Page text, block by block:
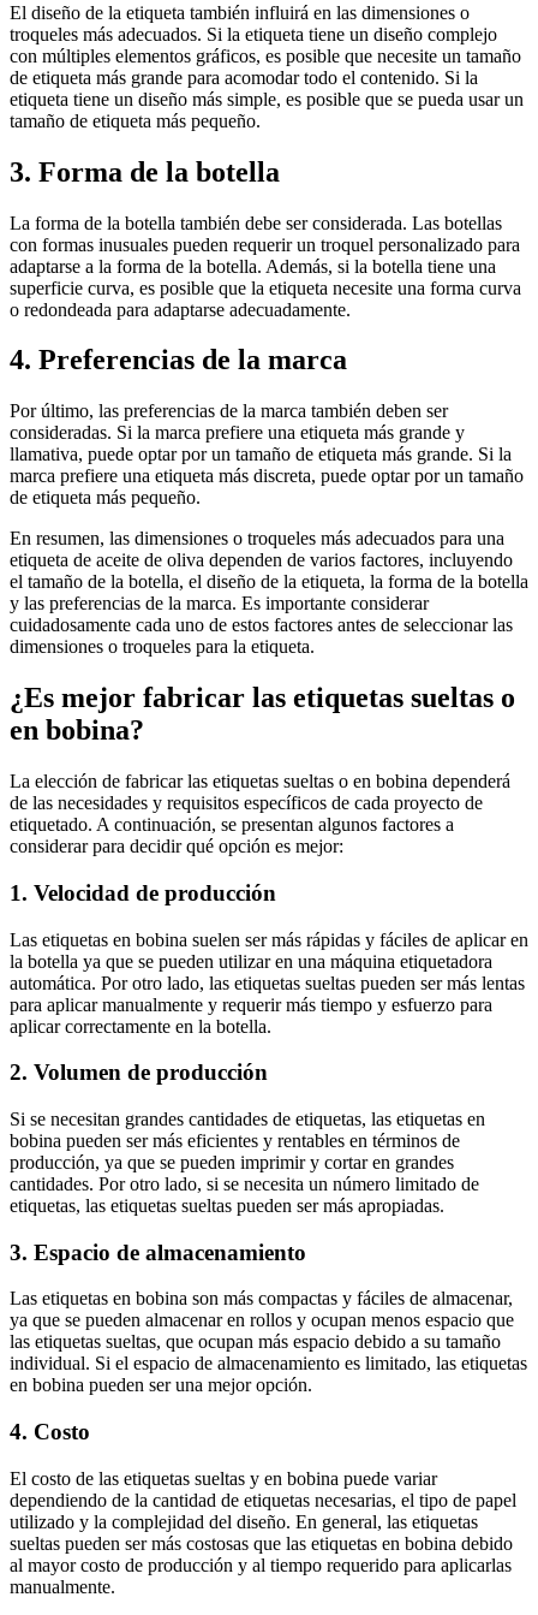
El diseño de la etiqueta también influirá en las dimensiones o
troqueles más adecuados. Si la etiqueta tiene un diseño complejo
con múltiples elementos gráficos, es posible que necesite un tamaño
de etiqueta más grande para acomodar todo el contenido. Si la
etiqueta tiene un diseño más simple, es posible que se pueda usar un
tamaño de etiqueta más pequeño.
3. Forma de la botella
La forma de la botella también debe ser considerada. Las botellas
con formas inusuales pueden requerir un troquel personalizado para
adaptarse a la forma de la botella. Además, si la botella tiene una
superficie curva, es posible que la etiqueta necesite una forma curva
o redondeada para adaptarse adecuadamente.
4. Preferencias de la marca
Por último, las preferencias de la marca también deben ser
consideradas. Si la marca prefiere una etiqueta más grande y
llamativa, puede optar por un tamaño de etiqueta más grande. Si la
marca prefiere una etiqueta más discreta, puede optar por un tamaño
de etiqueta más pequeño.
En resumen, las dimensiones o troqueles más adecuados para una
etiqueta de aceite de oliva dependen de varios factores, incluyendo
el tamaño de la botella, el diseño de la etiqueta, la forma de la botella
y las preferencias de la marca. Es importante considerar
cuidadosamente cada uno de estos factores antes de seleccionar las
dimensiones o troqueles para la etiqueta.
¿Es mejor fabricar las etiquetas sueltas o
en bobina?
La elección de fabricar las etiquetas sueltas o en bobina dependerá
de las necesidades y requisitos específicos de cada proyecto de
etiquetado. A continuación, se presentan algunos factores a
considerar para decidir qué opción es mejor:
1. Velocidad de producción
Las etiquetas en bobina suelen ser más rápidas y fáciles de aplicar en
la botella ya que se pueden utilizar en una máquina etiquetadora
automática. Por otro lado, las etiquetas sueltas pueden ser más lentas
para aplicar manualmente y requerir más tiempo y esfuerzo para
aplicar correctamente en la botella.
2. Volumen de producción
Si se necesitan grandes cantidades de etiquetas, las etiquetas en
bobina pueden ser más eficientes y rentables en términos de
producción, ya que se pueden imprimir y cortar en grandes
cantidades. Por otro lado, si se necesita un número limitado de
etiquetas, las etiquetas sueltas pueden ser más apropiadas.
3. Espacio de almacenamiento
Las etiquetas en bobina son más compactas y fáciles de almacenar,
ya que se pueden almacenar en rollos y ocupan menos espacio que
las etiquetas sueltas, que ocupan más espacio debido a su tamaño
individual. Si el espacio de almacenamiento es limitado, las etiquetas
en bobina pueden ser una mejor opción.
4. Costo
El costo de las etiquetas sueltas y en bobina puede variar
dependiendo de la cantidad de etiquetas necesarias, el tipo de papel
utilizado y la complejidad del diseño. En general, las etiquetas
sueltas pueden ser más costosas que las etiquetas en bobina debido
al mayor costo de producción y al tiempo requerido para aplicarlas
manualmente.